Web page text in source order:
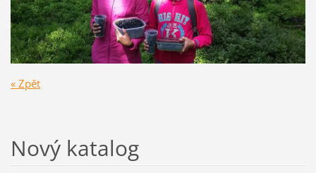
« Zpět
Nový katalog